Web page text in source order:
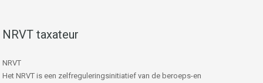
NRVT taxateur
NRVT
Het NRVT is een zelfreguleringsinitiatief van de beroeps-en